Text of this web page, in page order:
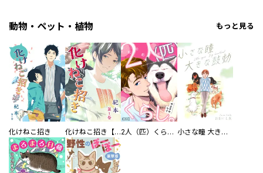
動物・ペット・植物 もっと見る
化けねこ招き 化けねこ招き【描きおろし付合冊版】 2人（匹）くらし。 小さな瞳 大きな鼓動